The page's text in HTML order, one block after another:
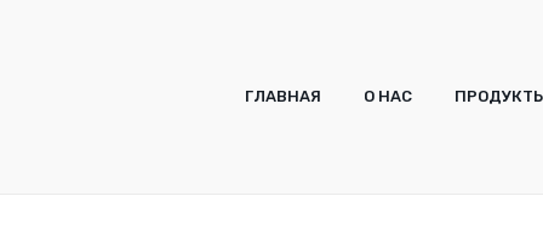
ГЛАВНАЯ О НАС